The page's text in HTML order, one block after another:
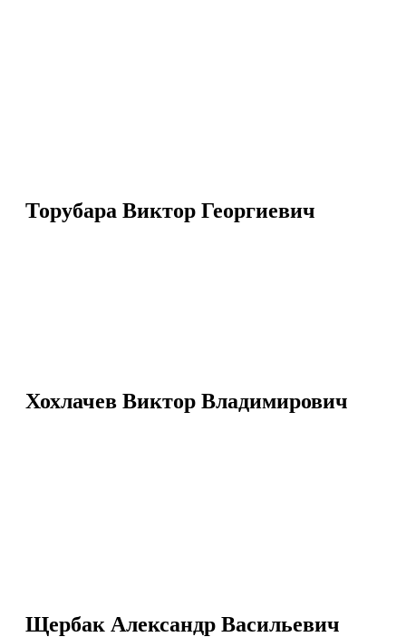
Торубара Виктор Георгиевич
Хохлачев Виктор Владимирович
Щербак Александр Васильевич